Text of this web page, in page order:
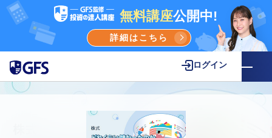
無料講座公開中!
詳細はこちら
ログイン